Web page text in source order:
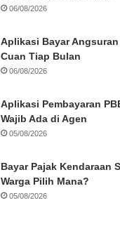
06/08/2026
Aplikasi Bayar
Cuan Tiap Bulan
06/08/2026
Aplikasi Pembayaran
Wajib Ada di Agen
05/08/2026
Bayar Pajak Kendaraan
Warga Pilih Mana?
05/08/2026